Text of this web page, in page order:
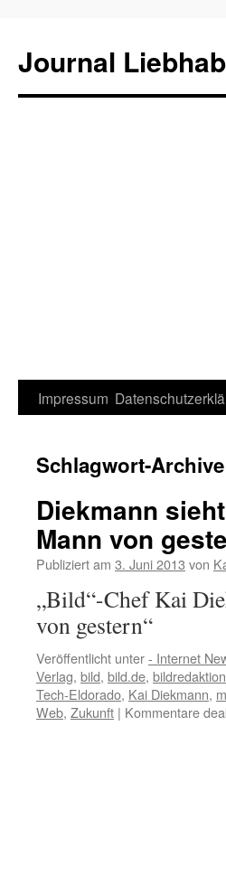
Journal
Zum
springen
Impressum
Schlagwort-
Diekmann
Mann von
Publiziert am 3. Juni 2013 von
„Bild“-Chef Kai
von gestern“
Veröffentlicht unter- Internet
Verlag, bild, bild.de, bildredaktion
Tech-Eldorado, Kai Diekmann,
Web, Zukunft | Kommentare